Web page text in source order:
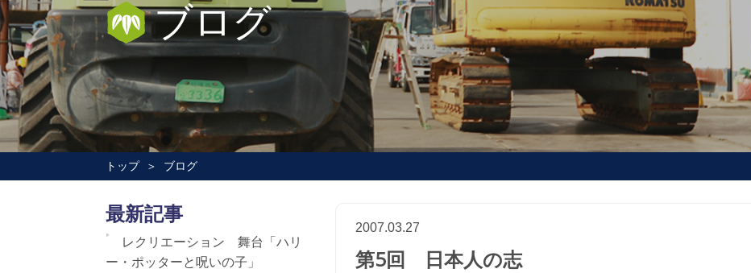
ブログ
トップ ブログ
2007.03.27
第5回 日本人の志
最新記事
レクリエーション 舞台「ハリ
ー・ポッターと呪いの子」